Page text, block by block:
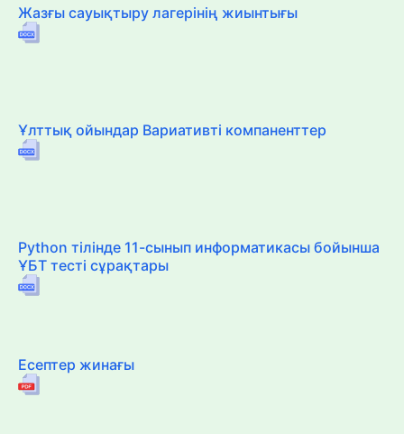
Жазғы сауықтыру лагерінің жиынтығы
Ұлттық ойындар Вариативті компаненттер
Python тілінде 11-сынып информатикасы бойынша
ҰБТ тесті сұрақтары
Есептер жинағы